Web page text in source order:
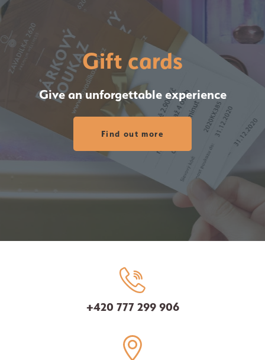
Gift cards
Give an unforgettable experience
Find out more
+420 777 299 906